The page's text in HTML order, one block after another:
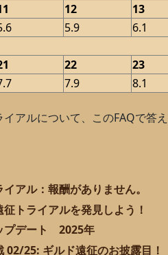
12 13
5.9 6.1
22 23
7.9 8.1
アルについて、このFAQで答
アル：報酬がありません。
トライアルを発見しよう！
プデート 2025年
02/25: ギルド遠征のお披露目！